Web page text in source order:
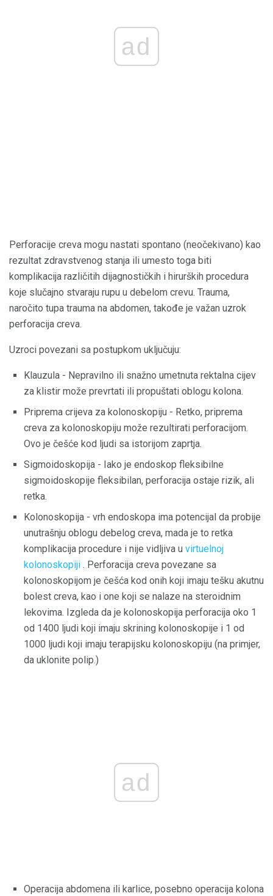
ad
Perforacije creva mogu nastati spontano (neočekivano) kao
rezultat zdravstvenog stanja ili umesto toga biti
komplikacija različitih dijagnostičkih i hirurških procedura
koje slučajno stvaraju rupu u debelom crevu. Trauma,
naročito tupa trauma na abdomen, takođe je važan uzrok
perforacija creva.
Uzroci povezani sa postupkom uključuju:
Klauzula - Nepravilno ili snažno umetnuta rektalna cijev
za klistir može prevrtati ili propuštati oblogu kolona.
Priprema crijeva za kolonoskopiju - Retko, priprema
creva za kolonoskopiju može rezultirati perforacijom.
Ovo je češće kod ljudi sa istorijom zaprtja.
Sigmoidoskopija - Iako je endoskop fleksibilne
sigmoidoskopije fleksibilan, perforacija ostaje rizik, ali
retka.
Kolonoskopija - vrh endoskopa ima potencijal da probije
unutrašnju oblogu debelog creva, mada je to retka
komplikacija procedure i nije vidljiva u virtuelnoj
kolonoskopiji . Perforacija creva povezane sa
kolonoskopijom je češća kod onih koji imaju tešku akutnu
bolest creva, kao i one koji se nalaze na steroidnim
lekovima. Izgleda da je kolonoskopija perforacija oko 1
od 1400 ljudi koji imaju skrining kolonoskopije i 1 od
1000 ljudi koji imaju terapijsku kolonoskopiju (na primjer,
da uklonite polip.)
ad
Operacija abdomena ili karlice, posebno operacija kolona